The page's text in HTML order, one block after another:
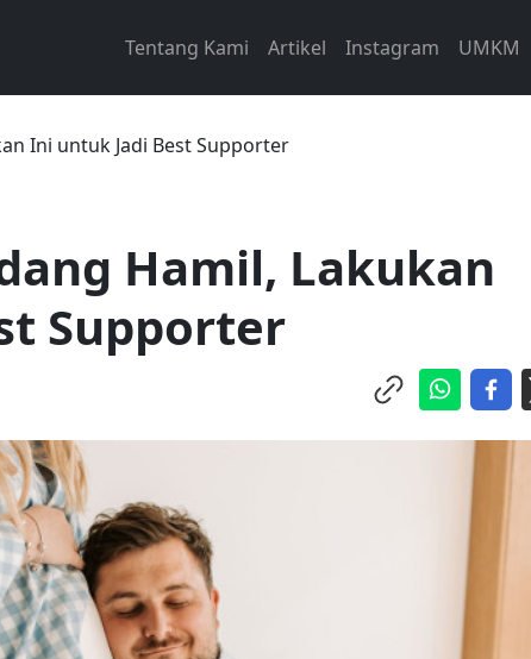
Tentang Kami Artikel Instagram UMKM
Ini untuk Jadi Best Supporter
Hamil, Lakukan
Supporter